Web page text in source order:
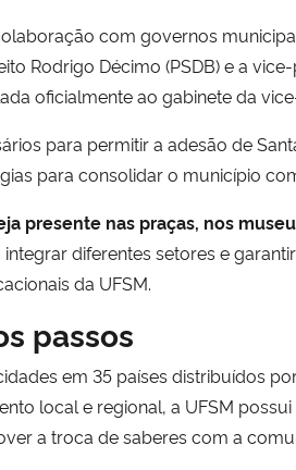
com governos
Rodrigo Décimo (PSDB) e a
oficialmente ao gabinete da
para permitir a adesão de
para consolidar o município
presente nas praças, nos
integrar diferentes setores e
da UFSM.
passos
em 35 países distribuídos
local e regional, a UFSM
a troca de saberes com a